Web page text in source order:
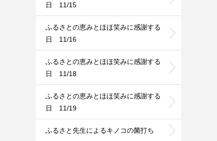
日 11/15
ふるさとの恵みとほほ笑みに感謝する
日 11/16
ふるさとの恵みとほほ笑みに感謝する
日 11/18
ふるさとの恵みとほほ笑みに感謝する
日 11/19
ふるさと先生によるキノコの菌打ち